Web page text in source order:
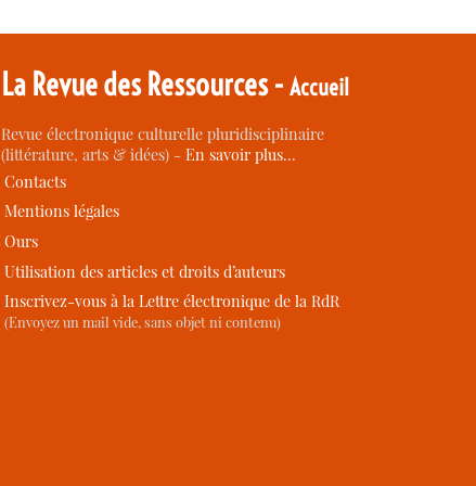
La Revue des Ressources -Accueil
Revue électronique culturelle pluridisciplinaire
(littérature, arts & idées) -En savoir plus…
Contacts
Mentions légales
Ours
Utilisation des articles et droits d’auteurs
Inscrivez-vous à la Lettre électronique de la RdR
(Envoyez un mail vide, sans objet ni contenu)